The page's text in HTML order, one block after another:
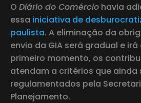
O Diário do Comércio havia
essa iniciativa de
paulista. A eliminação da
envio da GIA será gradual e
primeiro momento, os
atendam a critérios que ainda
regulamentados pela
Planejamento.